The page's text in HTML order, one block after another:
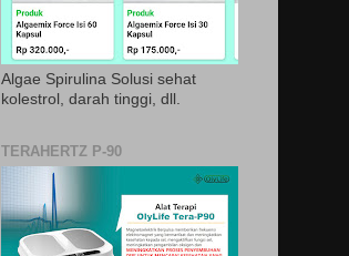
Algae Spirulina Solusi sehat
kolestrol, darah tinggi, dll.
TERAHERTZ P-90